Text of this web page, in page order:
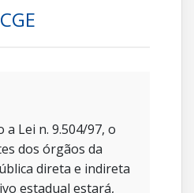
CGE
Lei n. 9.504/97, o
dos órgãos da
direta e indireta
estadual estará,